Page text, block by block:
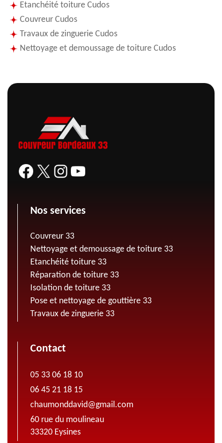
Etanchéité toiture Cudos
Couvreur Cudos
Travaux de zinguerie Cudos
Nettoyage et demoussage de toiture Cudos
Nos services
Couvreur 33
Nettoyage et demoussage de toiture 33
Etanchéité toiture 33
Réparation de toiture 33
Isolation de toiture 33
Pose et nettoyage de gouttière 33
Travaux de zinguerie 33
Contact
05 33 06 18 10
06 45 21 18 15
chaumonddavid@gmail.com
60 rue du moulineau
33320 Eysines